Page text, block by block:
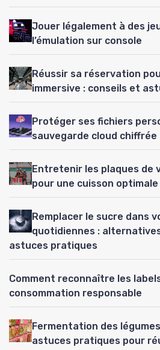
Jouer légalement à des
l’émulation sur console
Réussir sa réservation
immersive : conseils et
Protéger ses fichiers
sauvegarde cloud chiffrée
Entretenir les plaques de
pour une cuisson optimale
Remplacer le sucre dans
quotidiennes :
astuces pratiques
Comment reconnaître les
consommation responsable
Fermentation des
astuces pratiques pour